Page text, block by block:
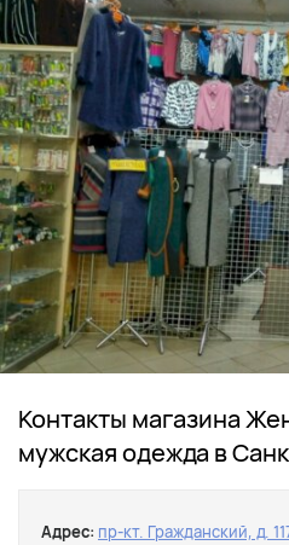
Контакты магазина
мужская одежда в
Адрес: пр-кт. Гражданский, д.